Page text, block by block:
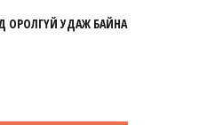
ОРОЛГҮЙ УДАЖ БАЙНА